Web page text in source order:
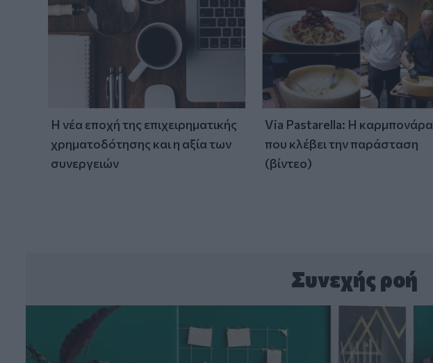
Η νέα εποχή της επιχειρηματικής
χρηματοδότησης και η αξία των
συνεργειών
Via Pastarella: Η καρμπονάρα
που κλέβει την παράσταση
(βίντεο)
Συνεχής ροή